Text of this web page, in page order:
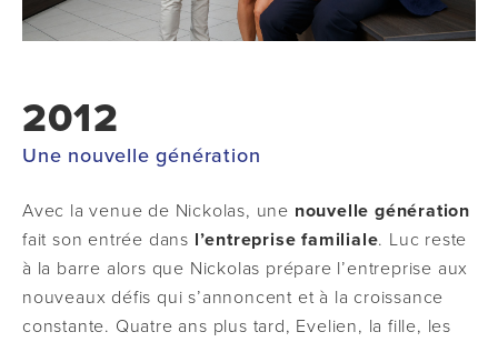
2012
Une nouvelle génération
Avec la venue de Nickolas, une nouvelle génération
fait son entrée dans l’entreprise familiale. Luc reste
à la barre alors que Nickolas prépare l’entreprise aux
nouveaux défis qui s’annoncent et à la croissance
constante. Quatre ans plus tard, Evelien, la fille, les